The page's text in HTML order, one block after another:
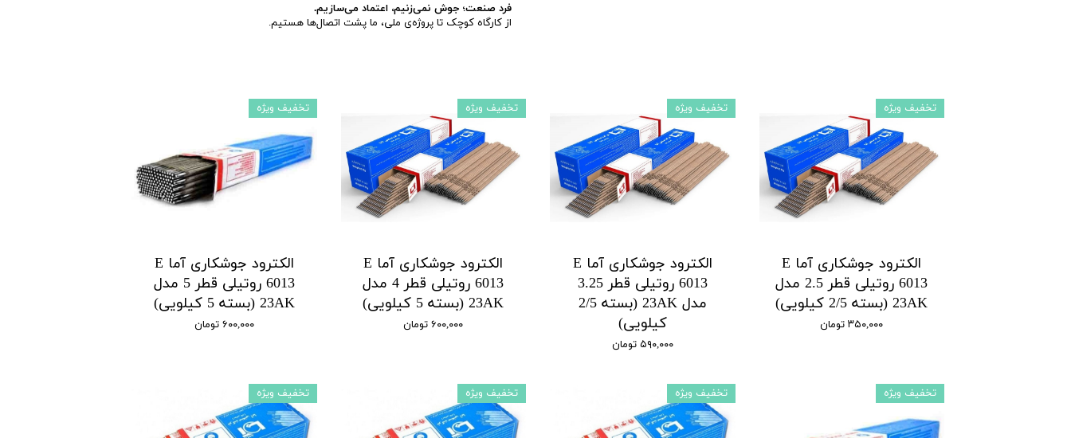
فرد صنعت؛ جوش نمی‌زنیم، اعتماد می‌سازیم.
از کارگاه کوچک تا پروژه‌ی ملی، ما پشت اتصال‌ها هستیم.
الکترود جوشکاری آما E
6013 روتیلی قطر 2.5 مدل
23AK (بسته 2/5 کیلویی)
۳۵۰,۰۰۰ تومان
تخفیف ویژه
الکترود جوشکاری آما E
6013 روتیلی قطر 3.25
مدل 23AK (بسته 2/5
کیلویی)
۵۹۰,۰۰۰ تومان
تخفیف ویژه
الکترود جوشکاری آما E
6013 روتیلی قطر 4 مدل
23AK (بسته 5 کیلویی)
۶۰۰,۰۰۰ تومان
تخفیف ویژه
الکترود جوشکاری آما E
6013 روتیلی قطر 5 مدل
23AK (بسته 5 کیلویی)
۶۰۰,۰۰۰ تومان
تخفیف ویژه
تخفیف ویژه تخفیف ویژه تخفیف ویژه تخفیف ویژه